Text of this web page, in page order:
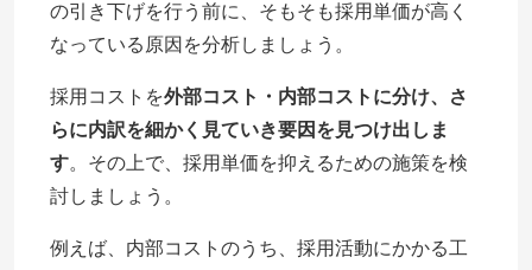
の引き下げを行う前に、そもそも採用単価が高く
なっている原因を分析しましょう。
採用コストを外部コスト・内部コストに分け、さ
らに内訳を細かく見ていき要因を見つけ出しま
す。その上で、採用単価を抑えるための施策を検
討しましょう。
例えば、内部コストのうち、採用活動にかかる工